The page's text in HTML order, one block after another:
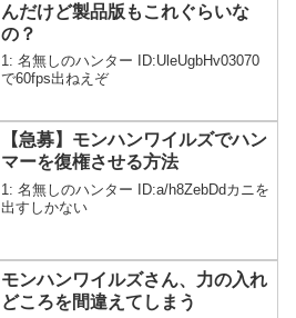
んだけど製品版もこれぐらいな
の？
1: 名無しのハンター ID:UleUgbHv03070
で60fps出ねえぞ
【急募】モンハンワイルズでハン
マーを復権させる方法
1: 名無しのハンター ID:a/h8ZebDdカニを
出すしかない
モンハンワイルズさん、力の入れ
どころを間違えてしまう